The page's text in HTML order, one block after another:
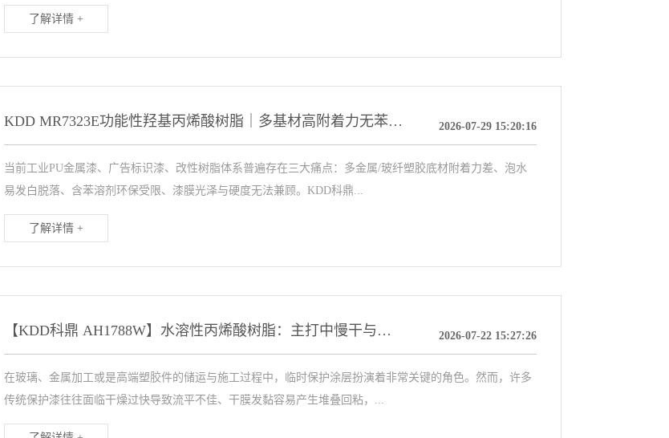
了解详情 +
KDD MR7323E功能性羟基丙烯酸树脂｜多基材高附着力无苯PU漆专用树脂干货选型指南 2026-07-29 15:20:16
当前工业PU金属漆、广告标识漆、改性树脂体系普遍存在三大痛点：多金属/玻纤塑胶底材附着力差、泡水
易发白脱落、含苯溶剂环保受限、漆膜光泽与硬度无法兼顾。KDD科鼎...
了解详情 +
【KDD科鼎 AH1788W】水溶性丙烯酸树脂：主打中慢干与水洗无残留的“临时保护”方案 2026-07-22 15:27:26
在玻璃、金属加工或是高端塑胶件的储运与施工过程中，临时保护涂层扮演着非常关键的角色。然而，许多
传统保护漆往往面临干燥过快导致流平不佳、干膜发黏容易产生堆叠回粘，...